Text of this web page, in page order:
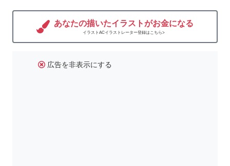
あなたの描いたイラストがお金になる
イラストACイラストレーター登録はこちら>
広告を非表示にする